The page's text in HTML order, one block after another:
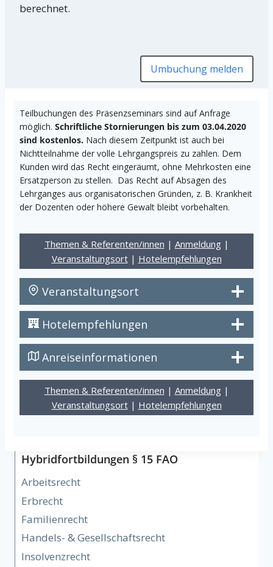
berechnet.
Umbuchung melden
Teilbuchungen des Präsenzseminars sind auf Anfrage
möglich. Schriftliche Stornierungen bis zum 03.04.2020
sind kostenlos. Nach diesem Zeitpunkt ist auch bei
Nichtteilnahme der volle Lehrgangspreis zu zahlen. Dem
Kunden wird das Recht eingeräumt, ohne Mehrkosten eine
Ersatzperson zu stellen. Das Recht auf Absagen des
Lehrganges aus organisatorischen Gründen, z. B. Krankheit
der Dozenten oder höhere Gewalt bleibt vorbehalten.
Themen & Referenten/innen | Anmeldung|
Veranstaltungsort| Hotelempfehlungen
Veranstaltungsort
Hotelempfehlungen
Anreiseinformationen
Themen & Referenten/innen | Anmeldung|
Veranstaltungsort| Hotelempfehlungen
Hybridfortbildungen § 15 FAO
Arbeitsrecht
Erbrecht
Familienrecht
Handels- & Gesellschaftsrecht
Insolvenzrecht